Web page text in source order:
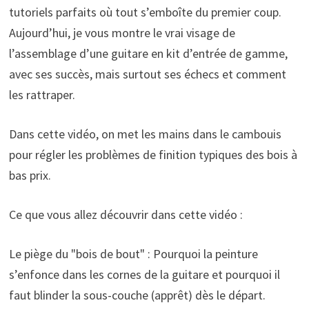
tutoriels parfaits où tout s’emboîte du premier coup.
Aujourd’hui, je vous montre le vrai visage de
l’assemblage d’une guitare en kit d’entrée de gamme,
avec ses succès, mais surtout ses échecs et comment
les rattraper.
Dans cette vidéo, on met les mains dans le cambouis
pour régler les problèmes de finition typiques des bois à
bas prix.
Ce que vous allez découvrir dans cette vidéo :
Le piège du "bois de bout" : Pourquoi la peinture
s’enfonce dans les cornes de la guitare et pourquoi il
faut blinder la sous-couche (apprêt) dès le départ.